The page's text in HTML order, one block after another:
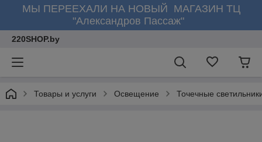
МЫ ПЕРЕЕХАЛИ НА НОВЫЙ МАГАЗИН ТЦ
"Александров Пассаж"
220SHOP.by
Товары и услуги Освещение Точечные